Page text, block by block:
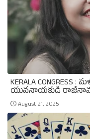
KERALA
యువనాయకుడి
August 21, 2025